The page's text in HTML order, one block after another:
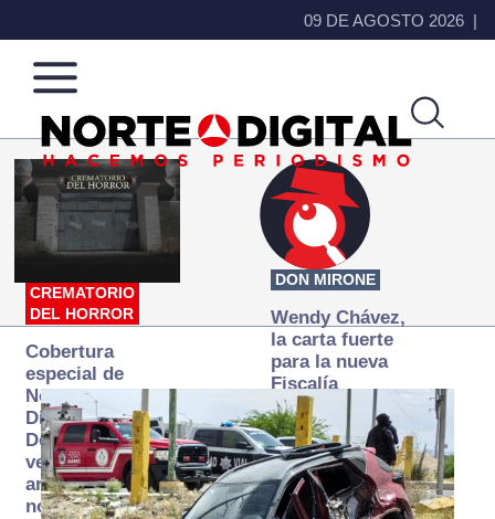
09 DE AGOSTO 2026
Norte
de
Ciudad
Más
que
noticias,
hacemos periodismo
CREMATORIO
DEL HORROR
Cobertura
especial de
Norte
Digital:
Donde la
verdad
arde… pero
no se
DON MIRONE
Wendy Chávez,
la carta fuerte
para la nueva
Fiscalía
autónoma